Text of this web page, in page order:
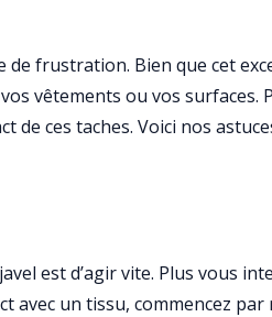
de frustration. Bien que cet
vêtements ou vos surfaces.
de ces taches. Voici nos
est d’agir vite. Plus vous
avec un tissu, commencez